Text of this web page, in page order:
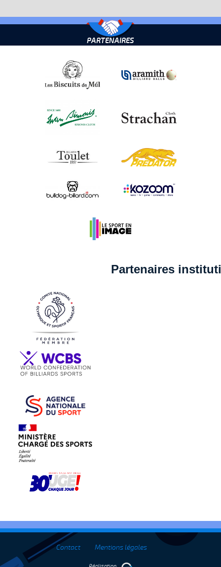
PARTENAIRES
Partenaires
Contact Mentions légales